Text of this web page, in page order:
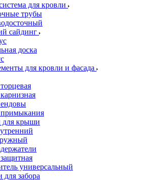
для кровли
трубы
сайдинг
доска
для кровли и фасада
крыши
универсальный
для забора